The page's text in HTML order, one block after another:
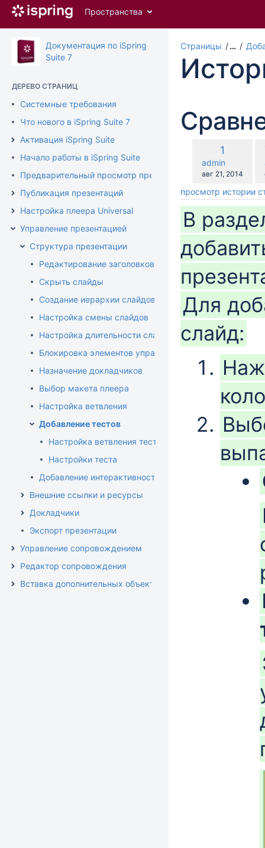
Перейти
главному
содержимому
assistive.skiplink.to.breadcrumbs
assistive.skiplink.to.header.menu
assistive.skiplink.to.quick.search
Пространства
Документация по iSpring
Suite 7
ДЕРЕВО СТРАНИЦ
Системные требования
Что нового в iSpring Suite 7
Активация iSpring Suite
Начало работы в iSpring Suite
Предварительный просмотр презентации
Публикация презентаций
Настройка плеера Universal
Управление презентацией
Структура презентации
Редактирование заголовков слайдов
Скрыть слайды
Создание иерархии слайдов
Настройка смены слайдов
Настройка длительности слайда
Блокировка элементов управления
Назначение докладчиков
Выбор макета плеера
Настройка ветвления
Добавление тестов
Настройка ветвления теста
Настройки теста
Добавление интерактивностей
Внешние ссылки и ресурсы
Докладчики
Экспорт презентации
Управление сопровождением
Редактор сопровождения
Вставка дополнительных объектов
Страницы …
Старая
версия
1
admin
Сохранено
авг 21, 2014
просмотр истории
В
Для
слайд: